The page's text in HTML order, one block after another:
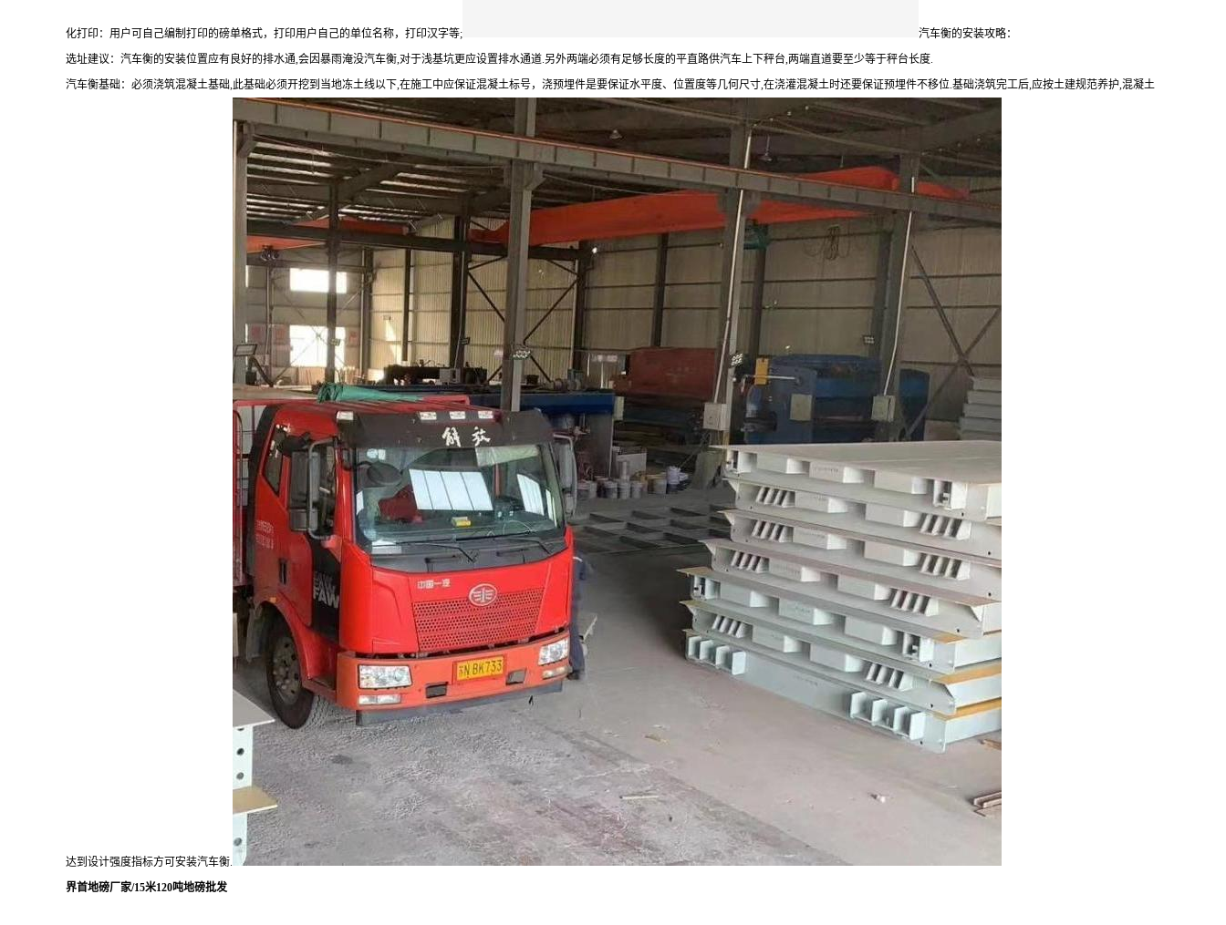
化打印：用户可自己编制打印的磅单格式，打印用户自己的单位名称，打印汉字等;
汽车衡的安装攻略：
选址建议：汽车衡的安装位置应有良好的排水通,会因暴雨淹没汽车衡,对于浅基坑更应设置排水通道.另外两端必须有足够长度的平直路供汽车上下秤台,两端直道要至少等于秤台长度.
汽车衡基础：必须浇筑混凝土基础,此基础必须开挖到当地冻土线以下,在施工中应保证混凝土标号，浇预埋件是要保证水平度、位置度等几何尺寸,在浇灌混凝土时还要保证预埋件不移位.基础浇筑完工后,应按土建规范养护,混凝土
达到设计强度指标方可安装汽车衡.
界首地磅厂家/15米120吨地磅批发